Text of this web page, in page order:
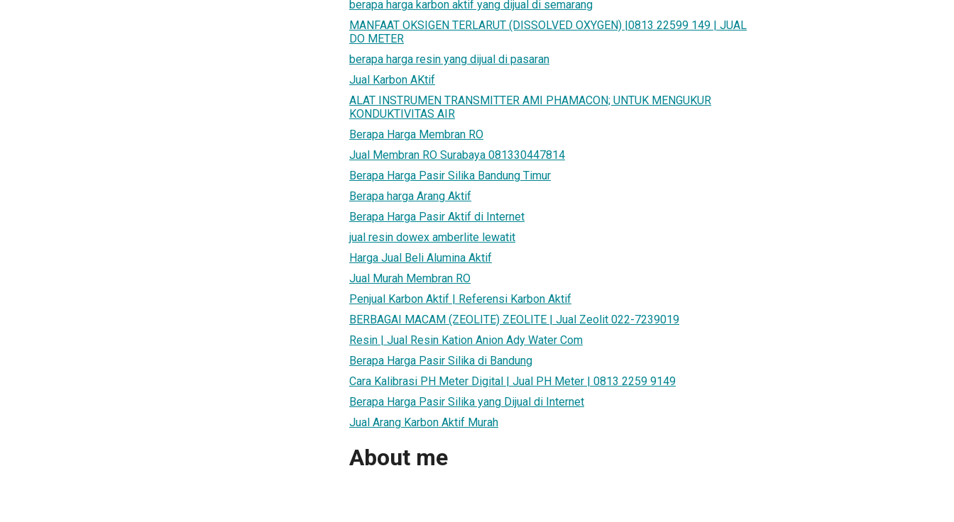
berapa harga karbon aktif yang dijual di semarang
MANFAAT OKSIGEN TERLARUT (DISSOLVED OXYGEN) |0813 22599 149 | JUAL
DO METER
berapa harga resin yang dijual di pasaran
Jual Karbon AKtif
ALAT INSTRUMEN TRANSMITTER AMI PHAMACON; UNTUK MENGUKUR
KONDUKTIVITAS AIR
Berapa Harga Membran RO
Jual Membran RO Surabaya 081330447814
Berapa Harga Pasir Silika Bandung Timur
Berapa harga Arang Aktif
Berapa Harga Pasir Aktif di Internet
jual resin dowex amberlite lewatit
Harga Jual Beli Alumina Aktif
Jual Murah Membran RO
Penjual Karbon Aktif | Referensi Karbon Aktif
BERBAGAI MACAM (ZEOLITE) ZEOLITE | Jual Zeolit 022-7239019
Resin | Jual Resin Kation Anion Ady Water Com
Berapa Harga Pasir Silika di Bandung
Cara Kalibrasi PH Meter Digital | Jual PH Meter | 0813 2259 9149
Berapa Harga Pasir Silika yang Dijual di Internet
Jual Arang Karbon Aktif Murah
About me